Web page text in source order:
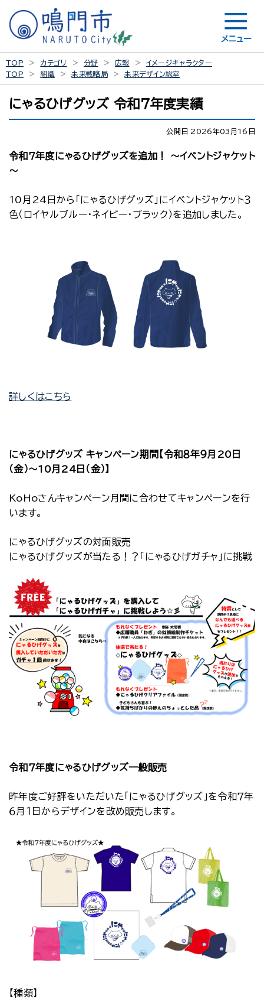
メニュー
TOP カテゴリ 分野 広報
イメージキャラクター
TOP
組織 未来戦略局 未来デザイン総室
にゃるひげグッズ 令和７年度実績
公開日 2026年03月16日
令和７年度にゃるひげグッズを追加！ ～イベントジャケット
～
10月24日から「にゃるひげグッズ」にイベントジャケット３
色（ロイヤルブルー・ネイビー・ブラック）を追加しました。
詳しくはこちら
にゃるひげグッズ キャンペーン期間【令和８年９月20日
（金）～10月24日（金）】
KoHoさんキャンペーン月間に合わせてキャンペーンを行
います。
にゃるひげグッズの対面販売
にゃるひげグッズが当たる！？「にゃるひげガチャ」に挑戦
令和７年度にゃるひげグッズ一般販売
昨年度ご好評をいただいた「にゃるひげグッズ」を令和７年
６月１日からデザインを改め販売します。
【種類】